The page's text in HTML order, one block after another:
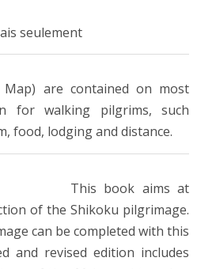
seulement
are contained on most
for walking pilgrims, such
food, lodging and distance.
This book aims at
of the Shikoku pilgrimage.
can be completed with this
and revised edition includes